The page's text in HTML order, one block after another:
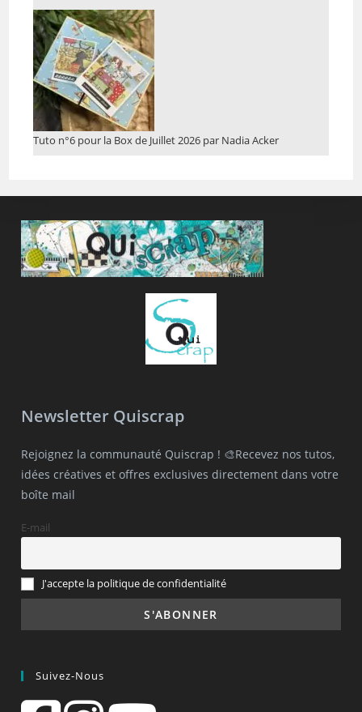
Tuto n°6 pour la Box de Juillet 2026 par Nadia Acker
Newsletter Quiscrap
Rejoignez la communauté Quiscrap ! 🎨Recevez nos tutos,
idées créatives et offres exclusives directement dans votre
boîte mail
E-mail
J'accepte la politique de confidentialité
Suivez-Nous